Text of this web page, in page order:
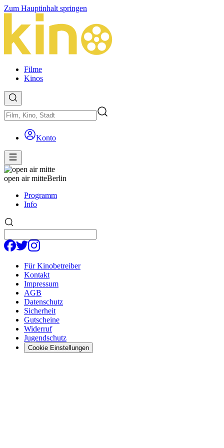
Zum Hauptinhalt springen
Filme
Kinos
Konto
open air mitteBerlin
Programm
Info
Für Kinobetreiber
Kontakt
Impressum
AGB
Datenschutz
Sicherheit
Gutscheine
Widerruf
Jugendschutz
Cookie Einstellungen